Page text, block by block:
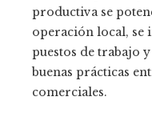
productiva se
operación local, se
puestos de trabajo
buenas prácticas
comerciales.